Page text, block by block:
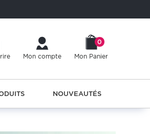
Mon compte Mon Panier
0
NOUVEAUTÉS